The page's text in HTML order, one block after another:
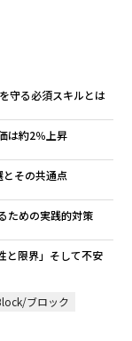
守る必須スキルとは
は約2％上昇
その共通点
ための実践的対策
と限界」そして不安
ブロック